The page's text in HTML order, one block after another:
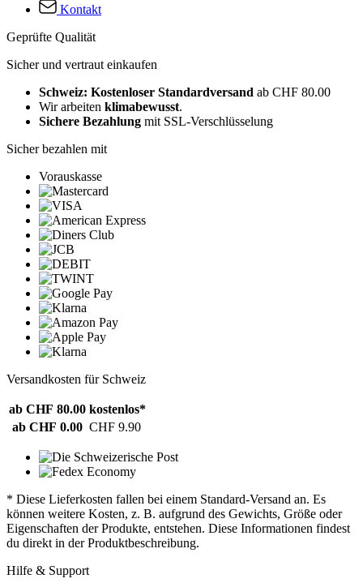
Kontakt
Geprüfte Qualität
Sicher und vertraut einkaufen
Schweiz: Kostenloser Standardversand ab CHF 80.00
Wir arbeiten klimabewusst.
Sichere Bezahlung mit SSL-Verschlüsselung
Sicher bezahlen mit
Vorauskasse
Versandkosten für Schweiz
ab CHF 80.00 kostenlos*
ab CHF 0.00 CHF 9.90
* Diese Lieferkosten fallen bei einem Standard-Versand an. Es
können weitere Kosten, z. B. aufgrund des Gewichts, Größe oder
Eigenschaften der Produkte, entstehen. Diese Informationen findest
du direkt in der Produktbeschreibung.
Hilfe & Support